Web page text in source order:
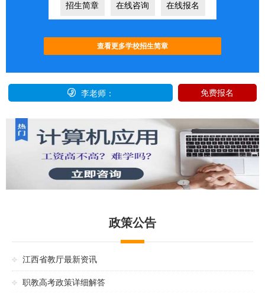
招生简章 在线咨询 在线报名
查看更多学校招生简章
 李老师： 免费报名
政策公告
江西省教厅最新资讯
职教高考政策详细解答